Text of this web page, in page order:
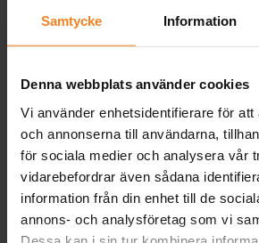
Samtycke Information
Denna webbplats använder cookies
Vi använder enhetsidentifierare för att
och annonserna till användarna,
för sociala medier och analysera vår
vidarebefordrar även sådana
information från din enhet till de
annons- och analysföretag som vi
Little Teddy
12-pack
Pris:29,00 kr
29,00 kr
KÖP
Andra köpte